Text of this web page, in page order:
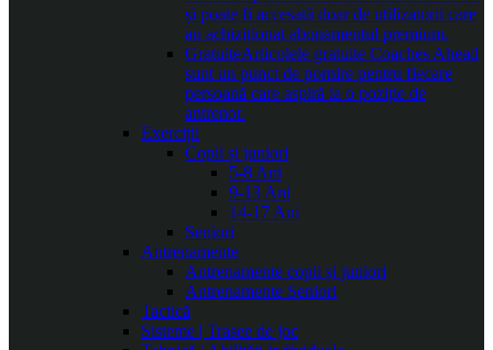
și poate fi accesată doar de utilizatorii care
au achiziționat abonamentul premium.
GratuiteArticolele gratuite Coaches Ahead
sunt un punct de pornire pentru fiecare
persoană care aspiră la o poziție de
antrenor.
Exerciții
Copii și juniori
5-8 Ani
9-13 Ani
14-17 Ani
Seniori
Antrenamente
Antrenamente copii și juniori
Antrenamente Seniori
Tactică
Sisteme | Trasee de joc